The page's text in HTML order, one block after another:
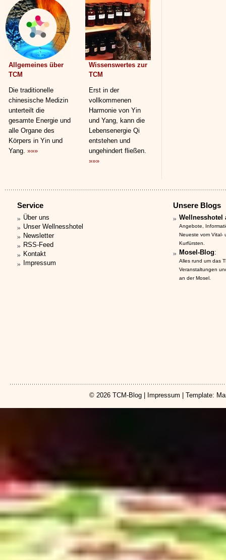
Allgemeines über
TCM
Die traditionelle
chinesische Medizin
unterteilt die
gesamte Energie und
alle Organe des
Körpers in Yin und
Yang. »»»
Wissenswertes zur
TCM
Erst in der
vollkommenen
Harmonie von Yin
und Yang, kann die
Lebensenergie Qi
entstehen und
ungehindert fließen.
»»»
Service
Über uns
Unser Wellnesshotel
Newsletter
RSS-Feed
Kontakt
Impressum
Unsere Blogs
Wellnesshotel
Angebote,
Neueste vom Vital-
Kurfürsten.
Mosel-Blog:
Alles rund um das
Veranstaltungen
an der Mosel.
© 2026 TCM-Blog| Impressum | Template: